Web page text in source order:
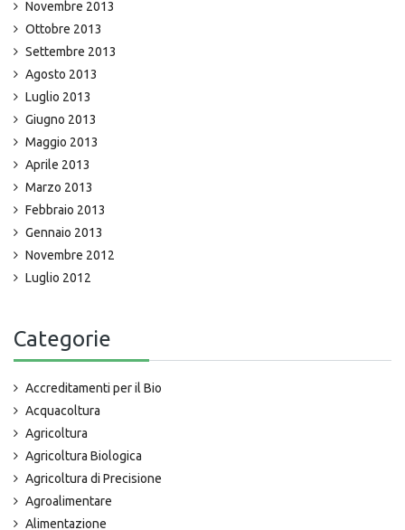
Novembre 2013
Ottobre 2013
Settembre 2013
Agosto 2013
Luglio 2013
Giugno 2013
Maggio 2013
Aprile 2013
Marzo 2013
Febbraio 2013
Gennaio 2013
Novembre 2012
Luglio 2012
Categorie
Accreditamenti per il Bio
Acquacoltura
Agricoltura
Agricoltura Biologica
Agricoltura di Precisione
Agroalimentare
Alimentazione